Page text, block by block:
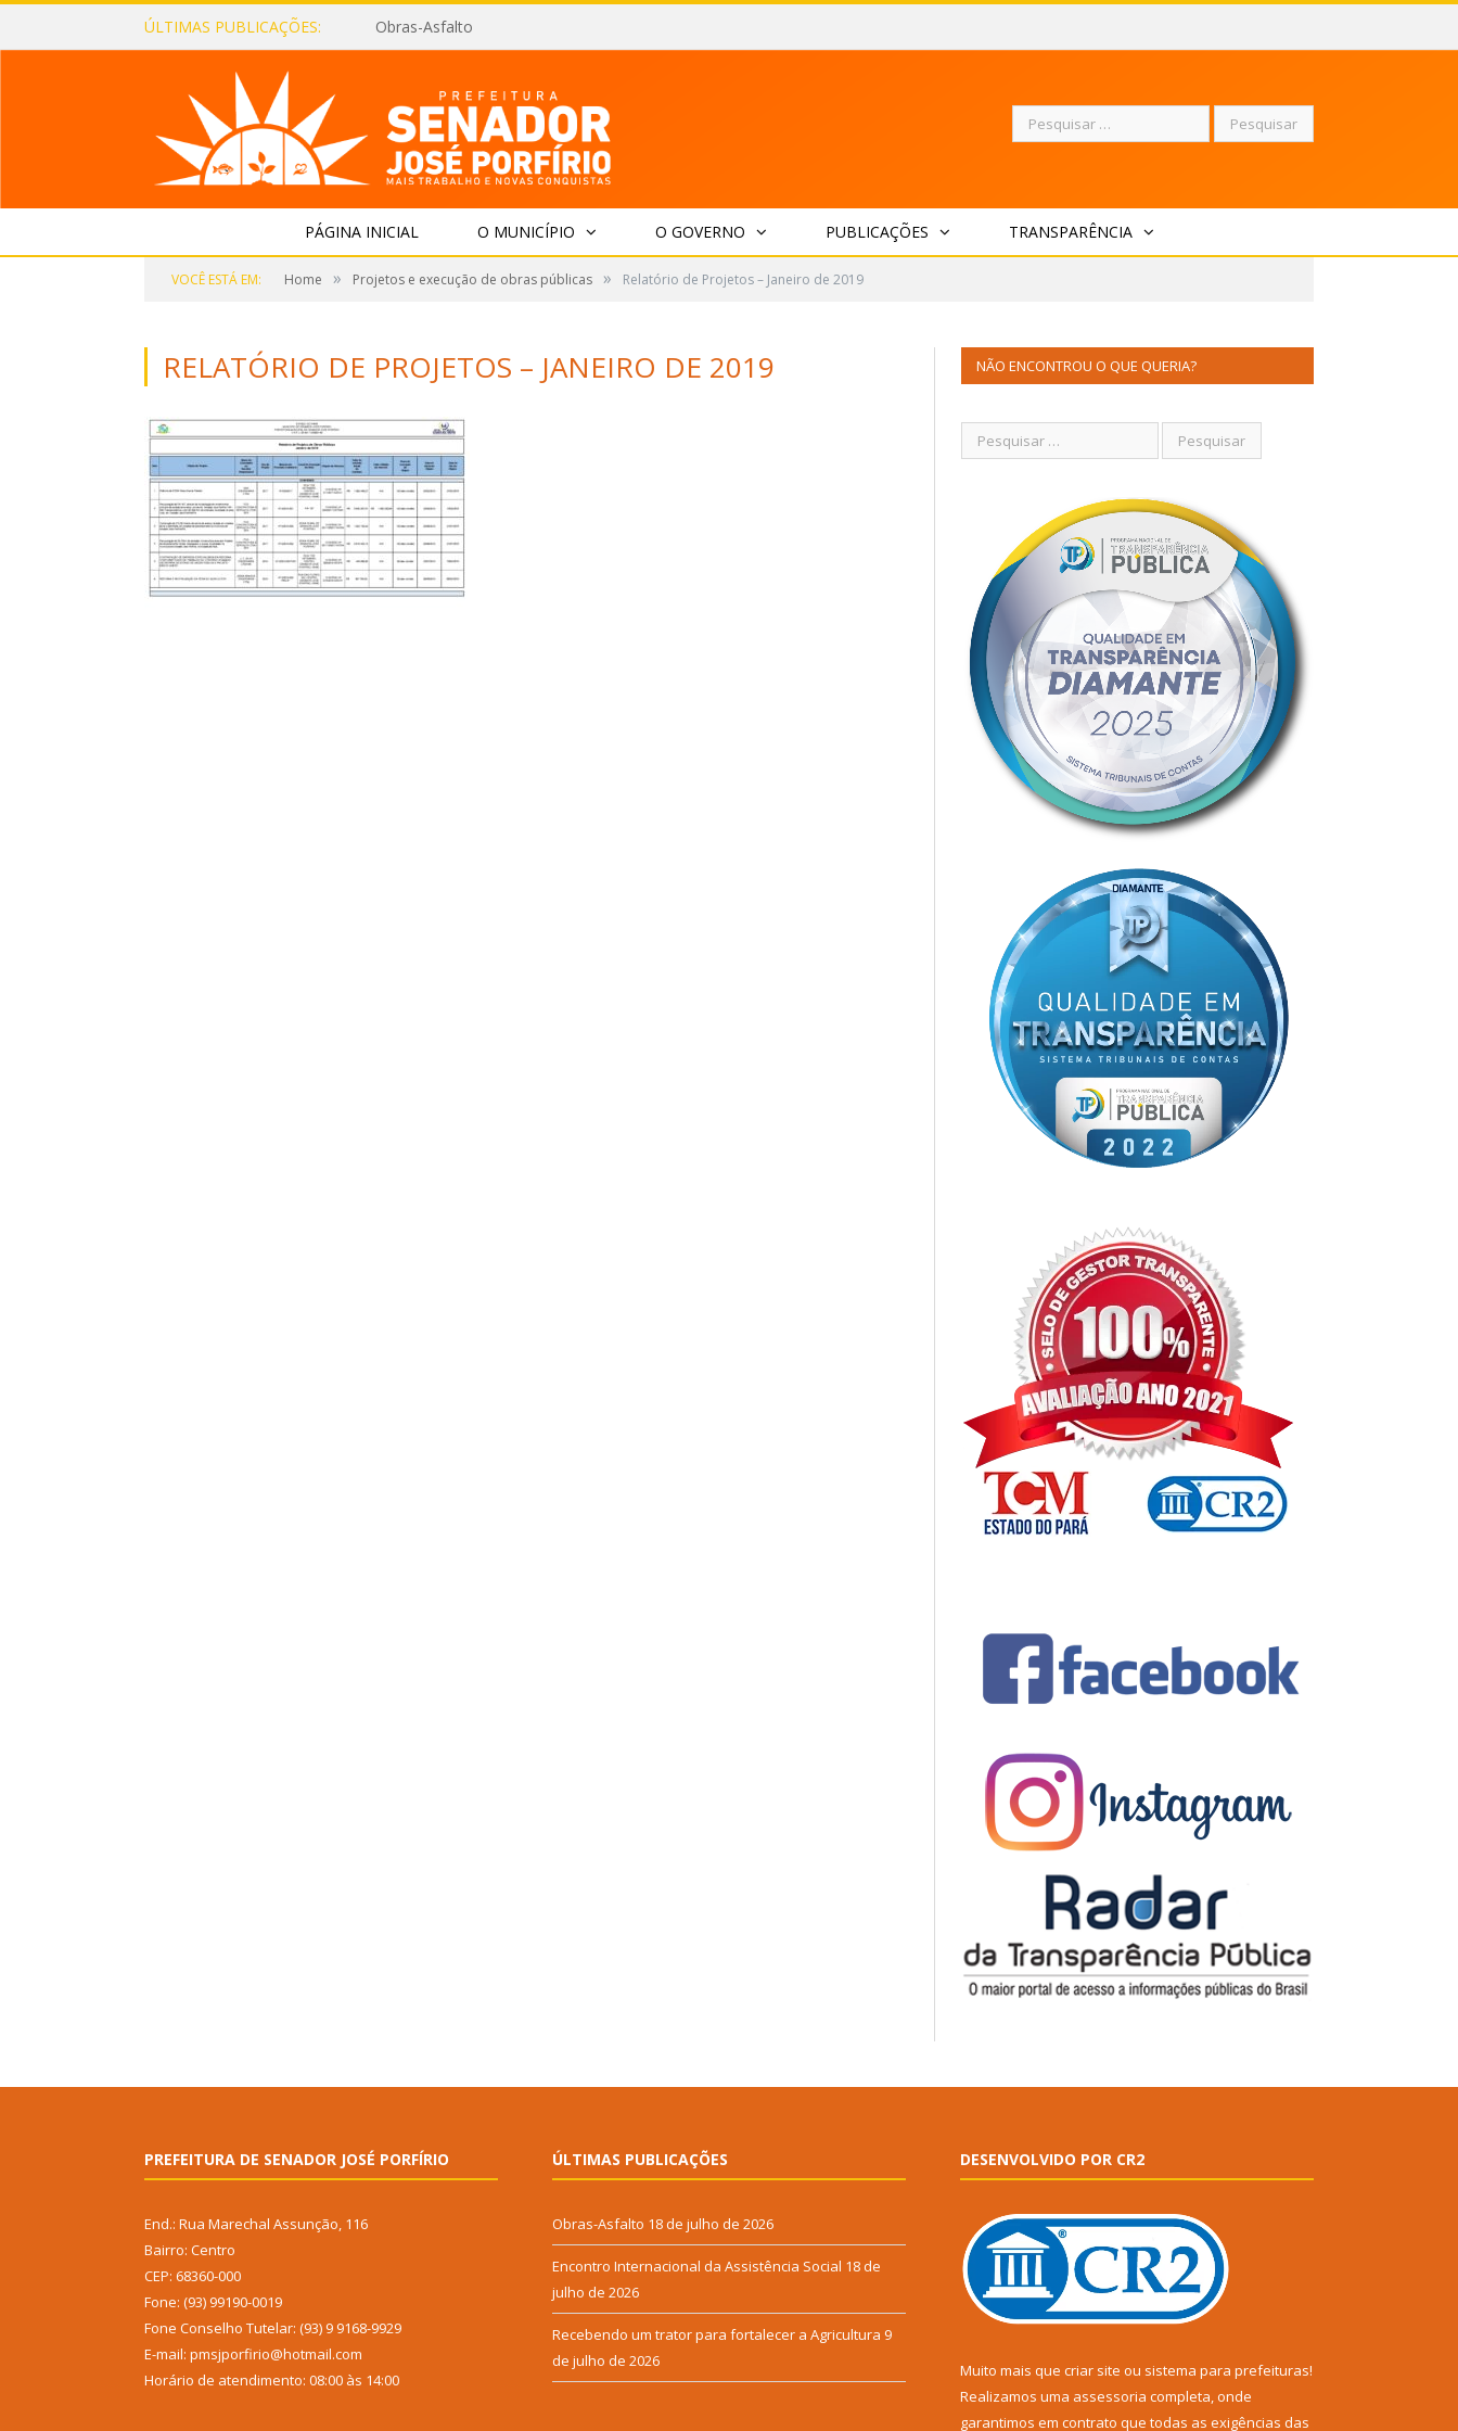
ÚLTIMAS PUBLICAÇÕES: Obras-Asfalto
Pesquisar
PÁGINA INICIAL O MUNICÍPIO O GOVERNO PUBLICAÇÕES TRANSPARÊNCIA
VOCÊ ESTÁ EM: Home » Projetos e execução de obras públicas » Relatório de Projetos – Janeiro de 2019
RELATÓRIO DE PROJETOS – JANEIRO DE 2019 NÃO ENCONTROU O QUE QUERIA?
PREFEITURA DE SENADOR JOSÉ PORFÍRIO
End.: Rua Marechal Assunção, 116
Bairro: Centro
CEP: 68360-000
Fone: (93) 99190-0019
Fone Conselho Tutelar: (93) 9 9168-9929
E-mail: pmsjporfirio@hotmail.com
Horário de atendimento: 08:00 às 14:00
ÚLTIMAS PUBLICAÇÕES
Obras-Asfalto 18 de julho de 2026
Encontro Internacional da Assistência Social 18 de
julho de 2026
Recebendo um trator para fortalecer a Agricultura 9
de julho de 2026
DESENVOLVIDO POR CR2
Muito mais que criar site ou sistema para prefeituras!
Realizamos uma assessoria completa, onde
garantimos em contrato que todas as exigências das